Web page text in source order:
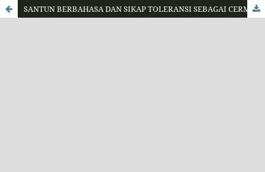
SANTUN BERBAHASA DAN SIKAP TOLERANSI SEBAGAI CERMIN NILAI PANCASILA